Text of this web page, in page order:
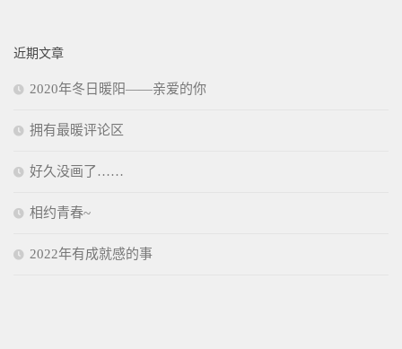
近期文章
2020年冬日暖阳——亲爱的你
拥有最暖评论区
好久没画了……
相约青春~
2022年有成就感的事